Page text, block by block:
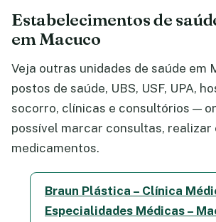
Estabelecimentos de
em Macuco
Veja outras unidades de saúde em
postos de saúde, UBS, USF, UPA,
socorro, clínicas e consultórios —
possível marcar consultas, realizar
medicamentos.
Braun Plástica – Clínica
Especialidades Médicas –